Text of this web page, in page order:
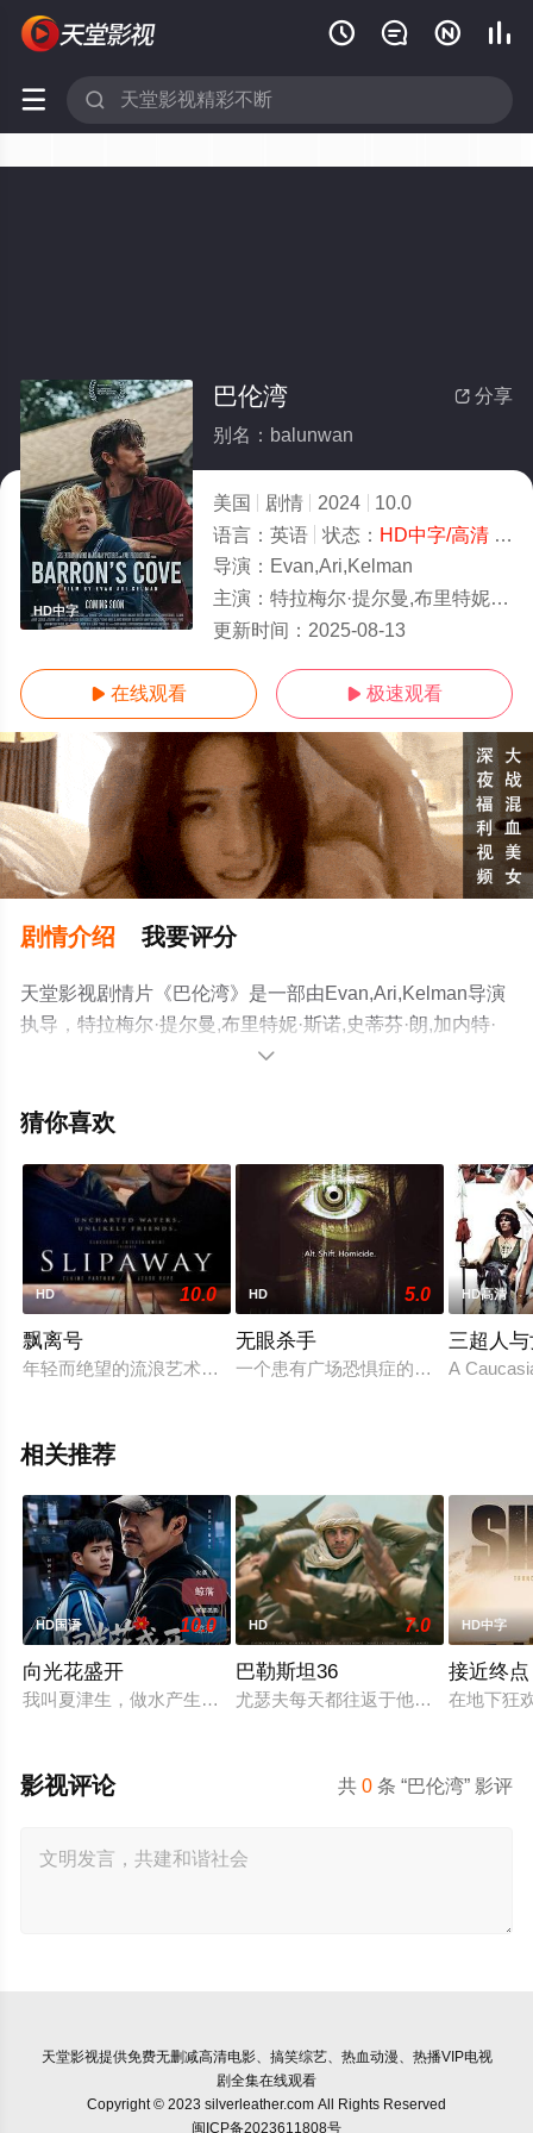
   
 
HD中字
 分享
巴伦湾
别名：balunwan
美国 剧情 2024
10.0
语言： 英语 状态： HD中字/高清- 免费在线观看
导演： Evan,Ari,Kelman
主演： 特拉梅尔·提尔曼,布里特妮·斯诺,史蒂芬·朗,加内特·赫德兰,克里斯蒂安·康佛瑞,哈米什·林克莱特,马克·门查卡,
更新时间： 2025-08-13
 在线观看  极速观看
剧情介绍 我要评分
天堂影视剧情片《巴伦湾》是一部由Evan,Ari,Kelman导演
执导，特拉梅尔·提尔曼,布里特妮·斯诺,史蒂芬·朗,加内特·
赫德兰,克里斯蒂安·康佛瑞,哈米什·林克莱特,马克·门查卡,
伯,Guy,Lockard,海蒂·加尔扎,Elia,Monte-Brown,萨沙·塞伯
机免费观看高清未删减完整版电影大全就上天堂电影网，
更多相关信息可移步至豆瓣电影、电视猫或剧情网等平台

猜你喜欢
HD 10.0
飘离号
年轻而绝望的流浪艺术家亚当搬到一艘帆船上生活，一位失去丈
HD 5.0
无眼杀手
一个患有广场恐惧症的年轻人（亨利
HD高清
三超人
A
相关推荐
HD国语 10.0
向光花盛开
我叫夏津生，做水产生意，45岁那年我儿子跳楼自杀了，他死
HD 7.0
巴勒斯坦36
尤瑟夫每天都往返于他的农耕村庄巴
HD中字
接近终点
在地下狂
共0 条 “巴伦湾” 影评
影视评论
天堂影视提供免费无删减高清电影、搞笑综艺、热血动漫、热播VIP电视
剧全集在线观看
Copyright © 2023 silverleather.com All Rights Reserved
闽ICP备2023611808号